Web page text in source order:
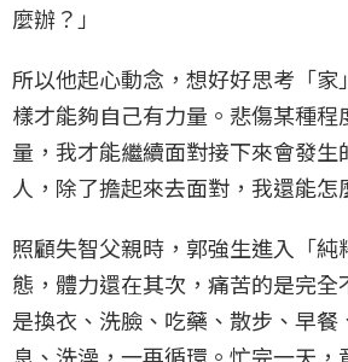
麼辦？」
所以他起心動念，想好好思考「
樣才能夠自己有力量。悲傷某種程
量，我才能繼續面對接下來會發生
人，除了擔起來去面對，我還能怎
照顧失智父親時，郭強生進入「純
態，體力還在其次，痛苦的是完
是換衣、洗臉、吃藥、散步、早餐
息、洗澡，一再循環。忙完一天，